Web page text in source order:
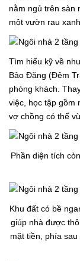
nằm ngủ trên sàn
một vườn rau
Tìm hiểu kỹ về
Bảo Đăng (Đêm
phòng khách.
việc, học tập gồm
vợ chồng có thể
Phần diện tích
Khu đất có bề
giúp nhà được
mặt tiền, phía